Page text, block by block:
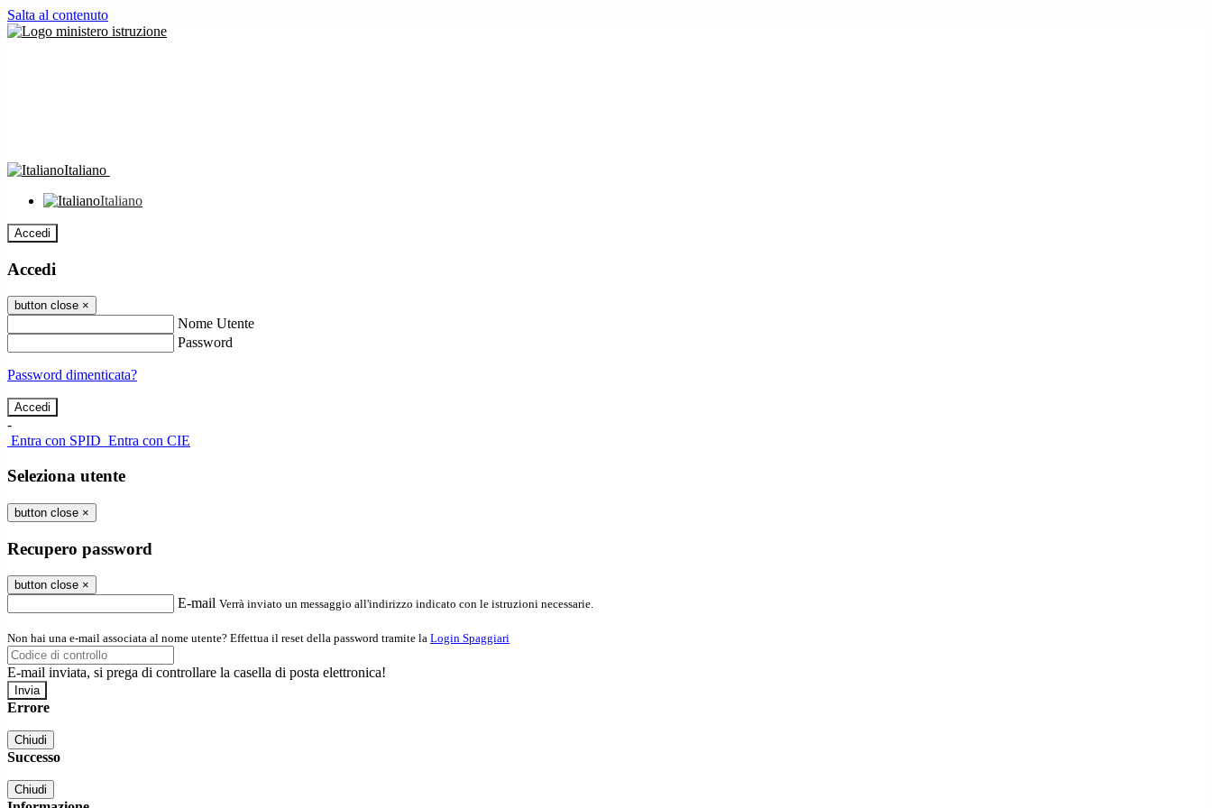
Salta al contenuto
Italiano
Italiano
Accedi
Accedi
button close ×
Nome Utente
Password
Password dimenticata?
-
Entra con SPID Entra con CIE
Seleziona utente
button close ×
Recupero password
button close ×
E-mail Verrà inviato un messaggio all'indirizzo indicato con le istruzioni necessarie.
Non hai una e-mail associata al nome utente? Effettua il reset della password tramite la Login Spaggiari
E-mail inviata, si prega di controllare la casella di posta elettronica!
Errore
Chiudi
Successo
Chiudi